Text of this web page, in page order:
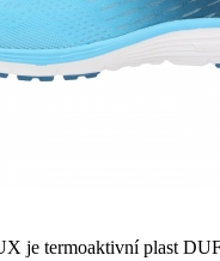
je termoaktivní plast